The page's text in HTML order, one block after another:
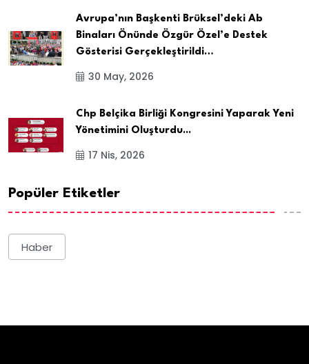
Avrupa’nın Başkenti Brüksel’deki Ab
Binaları Önünde Özgür Özel’e Destek
Gösterisi Gerçekleştirildi…
30 May, 2026
Chp Belçika Birliği Kongresini Yaparak Yeni
Yönetimini Oluşturdu...
17 Nis, 2026
Popüler Etiketler
Haber